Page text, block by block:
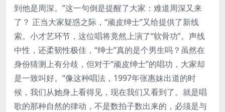
到他是周深。”这一句倒是提醒了大家：难道周深又来
了？ 正当大家疑惑之际，“顽皮绅士”又给提供了新线
索。小才艺环节，这位唱将竟然上演了“软骨功”。声线
中性，还柔韧性极佳，“绅士”真的是个男生吗？虽然在
身份猜测上有分歧，但对于“顽皮绅士”的唱功，大家却
是一致叫好。“像这种唱法，1997年张惠妹出道的时
候，我们从她身上看得见，现在我们又看到了。就是唱
歌的那种自然的律动，不是数拍子数出来的，必须是与